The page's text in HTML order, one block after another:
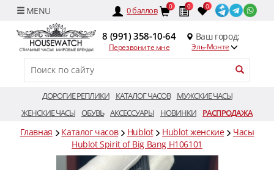
0баллов 0 0 0
8 (991) 358-10-64
Перезвоните мне
Ваш город:
Эль-Монте
ДОРОГИЕ РЕПЛИКИ КАТАЛОГ ЧАСОВ
МУЖСКИЕ ЧАСЫ
ЖЕНСКИЕ ЧАСЫ ОБУВЬ АКСЕССУАРЫ НОВИНКИ РАСПРОДАЖА
Главная Каталог часов Hublot Hublot женские
Часы
Hublot Spirit of Big Bang H106101